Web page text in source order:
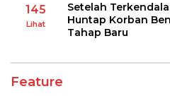
145
Lihat
Setelah
Huntap Korban
Tahap Baru
Feature